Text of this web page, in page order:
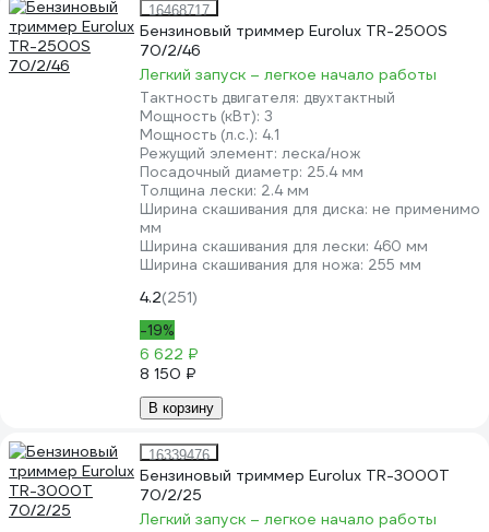
16468717
Бензиновый триммер Eurolux TR-2500S
70/2/46
Легкий запуск – легкое начало работы
Тактность двигателя: двухтактный
Мощность (кВт): 3
Мощность (л.с.): 4.1
Режущий элемент: леска/нож
Посадочный диаметр: 25.4 мм
Толщина лески: 2.4 мм
Ширина скашивания для диска: не применимо
мм
Ширина скашивания для лески: 460 мм
Ширина скашивания для ножа: 255 мм
4.2(251)
-19%
6 622 ₽
8 150 ₽
В корзину
16339476
Бензиновый триммер Eurolux TR-3000T
70/2/25
Легкий запуск – легкое начало работы